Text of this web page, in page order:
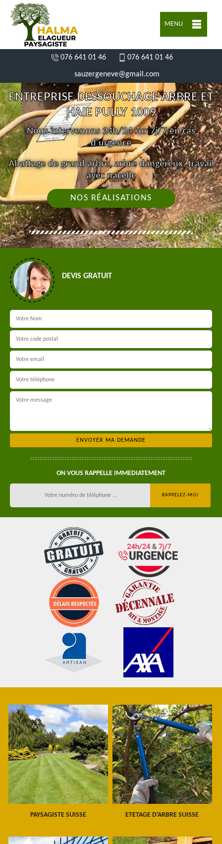
MENU
076 641 01 46 076 641 01 46
sauzergeneve@gmail.com
ENTREPRISE DESSOUCHAGE ARBRE ET
HAIE PULLY 1009
Nous intervenons 24h/24 sur 7j/7 en cas
d'urgence
Abattage de grand arbre, arbre dangereux, travail
avec nacelle
NOS RÉALISATIONS
DEVIS GRATUIT
ON VOUS RAPPELLE IMMEDIATEMENT
PAYSAGISTE SUISSE ETETAGE D'ARBRE SUISSE